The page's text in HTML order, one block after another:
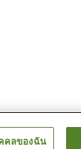
คลของฉัน